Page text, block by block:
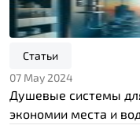
Статьи
07 May 2024
Душевые системы
экономии места и